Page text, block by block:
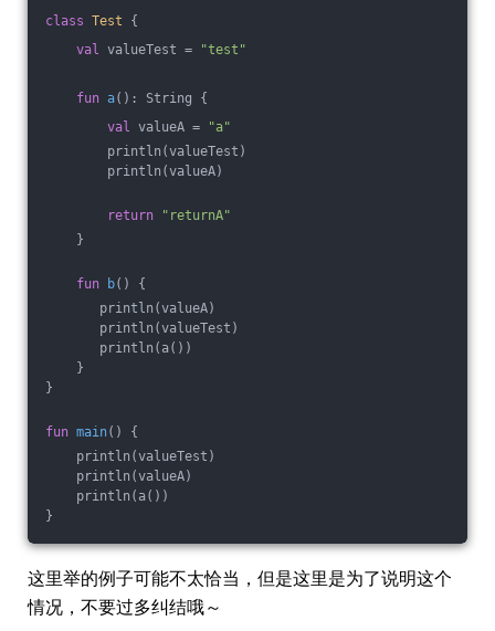
class Test
{
val valueTest = "test"
fun a() : String {
val valueA =
"a"
println(valueTest)
println(valueA)
return
"returnA"
}
fun b()
{
println(valueA)
println(valueTest)
println(a())
}
}
fun main()
{
println(valueTest)
println(valueA)
println(a())
}
这里举的例子可能不太恰当，但是这里是为了说明这个
情况，不要过多纠结哦～